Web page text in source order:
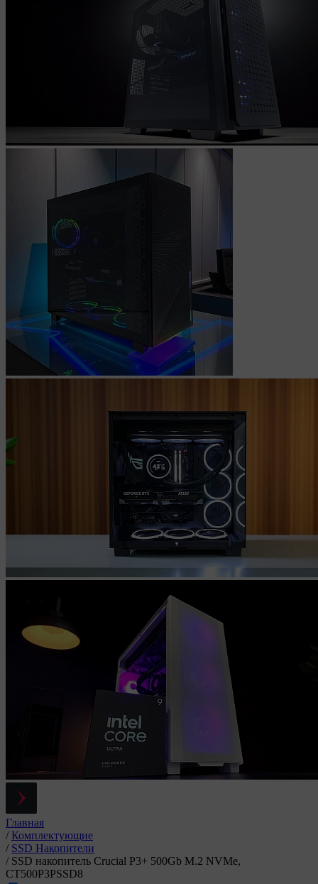
Главная
/ Комплектующие
/ SSD Накопители
/ SSD накопитель Crucial P3+ 500Gb M.2 NVMe,
CT500P3PSSD8